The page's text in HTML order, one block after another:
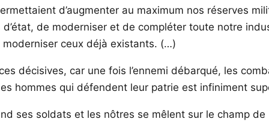
d’augmenter au maximum nos réserves
de moderniser et de compléter toute notre
ceux déjà existants. (…)
décisives, car une fois l’ennemi débarqué, les
hommes qui défendent leur patrie est infiniment
ses soldats et les nôtres se mêlent sur le champ